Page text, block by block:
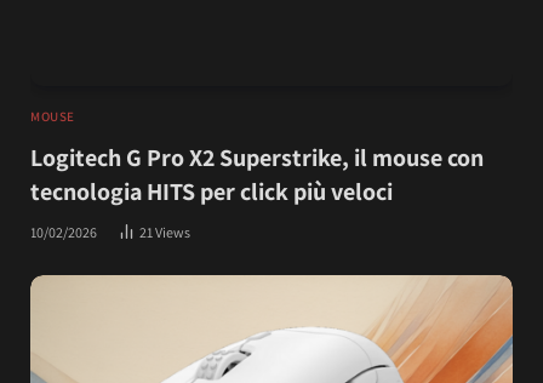
MOUSE
Logitech G Pro X2 Superstrike, il mouse con
tecnologia HITS per click più veloci
10/02/2026 21Views